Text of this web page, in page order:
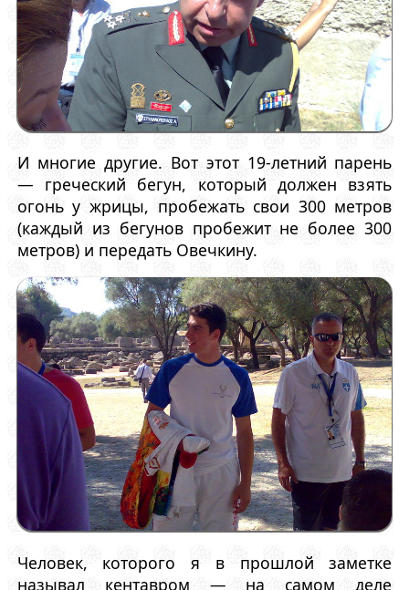
И многие другие. Вот этот 19-летний парень
— греческий бегун, который должен взять
огонь у жрицы, пробежать свои 300 метров
(каждый из бегунов пробежит не более 300
метров) и передать Овечкину.
Человек, которого я в прошлой заметке
называл кентавром — на самом деле